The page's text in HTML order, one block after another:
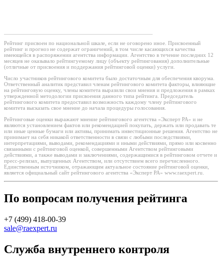
Рейтинг присвоен по национальной шкале, если не оговорено иное. Присвоенный
рейтинг и прогноз не содержат ограничений, в том числе касающихся качества
имеющейся в распоряжении агентства информации. Агентство в течение последних 12
месяцев не оказывало рейтингуемому лицу (объекту рейтингования) дополнительные
(отличные от присвоения и поддержания рейтинговой оценки) услуги.
Число участников рейтингового комитета было достаточным для обеспечения кворума.
Ответственный аналитик представил членам рейтингового комитета факторы, влияющие
на рейтинговую оценку, члены комитета выразили свои мнения и предложения в рамках
утвержденной методологии присвоения данного типа рейтинга. Председатель
рейтингового комитета предоставил возможность каждому члену рейтингового
комитета высказать свое мнение до начала процедуры голосования.
Рейтинговые оценки выражают мнение рейтингового агентства «Эксперт РА» и не
являются установлением фактов или рекомендацией покупать, держать или продавать те
или иные ценные бумаги или активы, принимать инвестиционные решения. Агентство не
принимает на себя никакой ответственности в связи с любыми последствиями,
интерпретациями, выводами, рекомендациями и иными действиями, прямо или косвенно
связанными с рейтинговой оценкой, совершенными Агентством рейтинговыми
действиями, а также выводами и заключениями, содержащимися в рейтинговом отчете и
пресс-релизах, выпущенных Агентством, или отсутствием всего перечисленного.
Единственным источником, отражающим актуальное состояние рейтинговой оценки,
является официальный сайт рейтингового агентства «Эксперт РА» www.raexpert.ru.
По вопросам получения рейтинга
+7 (499) 418-00-39
sale@raexpert.ru
Служба внутреннего контроля